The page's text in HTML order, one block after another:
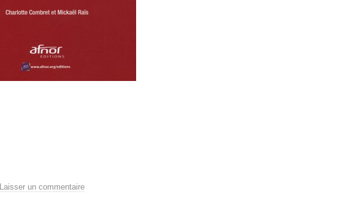
Laisser un commentaire